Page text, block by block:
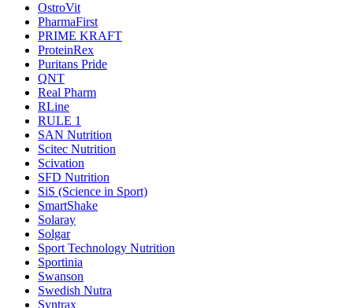
OstroVit
PharmaFirst
PRIME KRAFT
ProteinRex
Puritans Pride
QNT
Real Pharm
RLine
RULE 1
SAN Nutrition
Scitec Nutrition
Scivation
SFD Nutrition
SiS (Science in Sport)
SmartShake
Solaray
Solgar
Sport Technology Nutrition
Sportinia
Swanson
Swedish Nutra
Syntrax